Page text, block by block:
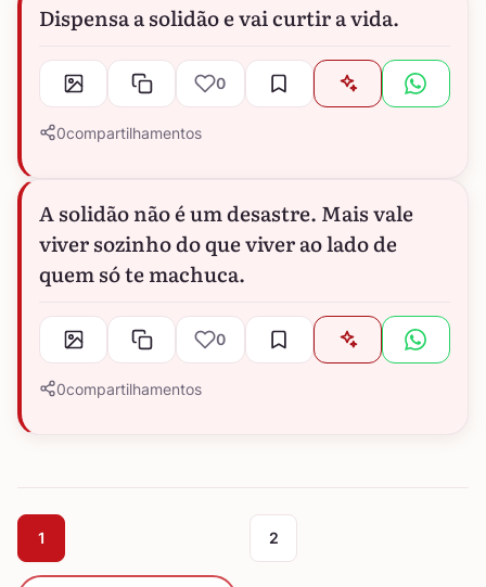
Dispensa a solidão e vai curtir a vida.
0
0compartilhamentos
A solidão não é um desastre. Mais vale
viver sozinho do que viver ao lado de
quem só te machuca.
0
0compartilhamentos
1 2